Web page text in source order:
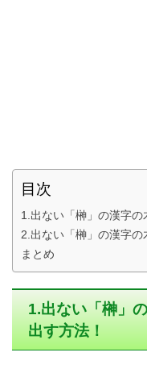
目次
1.出ない「榊」の漢字の
2.出ない「榊」の漢字の
まとめ
1.出ない「榊」
出す方法！